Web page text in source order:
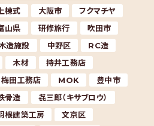
棟式 大阪市
フクマチヤ
山県 研修旅行
吹田市
造施設 中野区
RC造
木材
持井工務店
梅田工務店 MOK
豊中市
骨造
㐂三郎（キサブロウ）
根建築工房
文京区